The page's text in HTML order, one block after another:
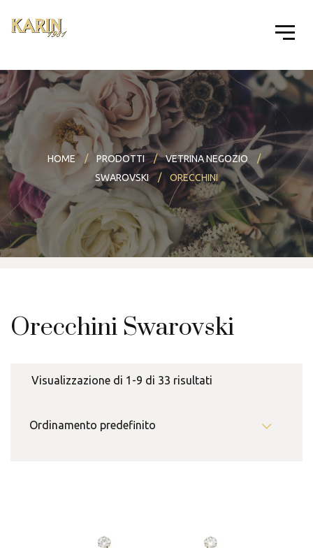
HOME PRODOTTI
VETRINA NEGOZIO
SWAROVSKI
ORECCHINI
Orecchini Swarovski
Visualizzazione di 1-9 di 33 risultati